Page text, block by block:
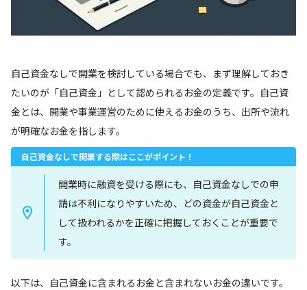
自己資金なしで開業を検討している場合でも、まず理解しておき
たいのが「自己資金」として認められるお金の定義です。自己資
金とは、開業や事業運営のために使えるお金のうち、出所や流れ
が明確なお金を指します。
自己資金なしで開業する際はここがポイント！
開業時に融資を受ける際にも、自己資金なしでの申
請は不利になりやすいため、どの資金が自己資金と
して扱われるかを正確に把握しておくことが重要で
す。
以下は、自己資金に含まれるお金と含まれないお金の違いです。